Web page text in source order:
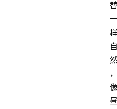
替
一
样
自
然
，
像
昼